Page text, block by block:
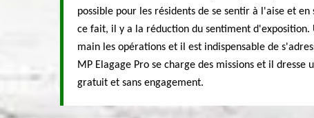
possible pour les résidents de se sentir à l'aise et
ce fait, il y a la réduction du sentiment
main les opérations et il est indispensable de
MP Elagage Pro se charge des missions et il dresse
gratuit et sans engagement.